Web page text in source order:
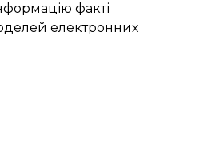
факті
електронних